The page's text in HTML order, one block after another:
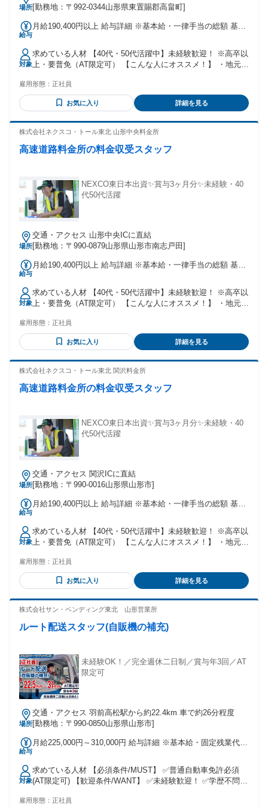
場所[勤務地：〒992-0344山形県東置賜郡高畠町]
給与
月給190,400円以上 給与詳細 ※基本給・一律手当の総額 基本
に一律で支払われる通勤・皆勤・家族手当金額：なし 全員に
一律で支払われるその他手当金額：あり 1ヶ月あたり2万4400
円 〜 ★職務手当を含んだ金額です 【以下は、別途支給しま
す】 ★通勤手当 ★扶養手当 →配偶者7000円／ 子1人につき
手当 ★深夜手当 【昇給】 年1回（令和6年度実績） 【賞与】
年2回（計3.2ヶ月分・令和6年度実績）
対象
求めている人材 【40代・50代活躍中】未経験歓迎！ ※高卒以
上・要普免（AT限定可） 【こんな人にオススメ！】 ・地元で
ど、シフト勤務の経験がある方 ・夜勤や交代勤務に慣れてい
て、生活リズムを保ちながら働きたい方 ・人と話すのが好き
で、落ち着いた対応ができる方 ・「最後の転職にしたい」
している人の特徴】 ◆40代・50代を中心に活躍中！ 飲食・製
で働きたい」「体力的に無理なく働きたい」など、 転職理由
を上限(例外事由1号) 定年年齢が63歳のため及び満18歳未満の
深夜業務の原則禁止）
雇用形態： 正社員
お気に入り 詳細を見る
株式会社ネクスコ・トール東北 山形中央料金所
高速道路料金所の料金収受スタッフ
NEXCO東日本出資✨賞与3ヶ月分✨未経験・40
代50代活躍
場所
交通・アクセス 山形中央ICに直結
[勤務地：〒990-0879山形県山形市南志戸田]
給与
月給190,400円以上 給与詳細 ※基本給・一律手当の総額 基本
に一律で支払われる通勤・皆勤・家族手当金額：なし 全員に
一律で支払われるその他手当金額：あり 1ヶ月あたり2万4400
円 〜 ★職務手当を含んだ金額です 【以下は、別途支給しま
す】 ★通勤手当 ★扶養手当 →配偶者7000円／ 子1人につき
手当 ★深夜手当 【昇給】 年1回（令和6年度実績） 【賞与】
年2回（計3.2ヶ月分・令和6年度実績）
対象
求めている人材 【40代・50代活躍中】未経験歓迎！ ※高卒以
上・要普免（AT限定可） 【こんな人にオススメ！】 ・地元で
ど、シフト勤務の経験がある方 ・夜勤や交代勤務に慣れてい
て、生活リズムを保ちながら働きたい方 ・人と話すのが好き
で、落ち着いた対応ができる方 ・「最後の転職にしたい」
している人の特徴】 ◆40代・50代を中心に活躍中！ 飲食・製
で働きたい」「体力的に無理なく働きたい」など、 転職理由
を上限(例外事由1号) 定年年齢が63歳のため及び満18歳未満の
深夜業務の原則禁止）
雇用形態： 正社員
お気に入り 詳細を見る
株式会社ネクスコ・トール東北 関沢料金所
高速道路料金所の料金収受スタッフ
NEXCO東日本出資✨賞与3ヶ月分✨未経験・40
代50代活躍
場所
交通・アクセス 関沢ICに直結
[勤務地：〒990-0016山形県山形市]
給与
月給190,400円以上 給与詳細 ※基本給・一律手当の総額 基本
に一律で支払われる通勤・皆勤・家族手当金額：なし 全員に
一律で支払われるその他手当金額：あり 1ヶ月あたり2万4400
円 〜 ★職務手当を含んだ金額です 【以下は、別途支給しま
す】 ★通勤手当 ★扶養手当 →配偶者7000円／ 子1人につき
手当 ★深夜手当 【昇給】 年1回（令和6年度実績） 【賞与】
年2回（計3.2ヶ月分・令和6年度実績）
対象
求めている人材 【40代・50代活躍中】未経験歓迎！ ※高卒以
上・要普免（AT限定可） 【こんな人にオススメ！】 ・地元で
ど、シフト勤務の経験がある方 ・夜勤や交代勤務に慣れてい
て、生活リズムを保ちながら働きたい方 ・人と話すのが好き
で、落ち着いた対応ができる方 ・「最後の転職にしたい」
している人の特徴】 ◆40代・50代を中心に活躍中！ 飲食・製
で働きたい」「体力的に無理なく働きたい」など、 転職理由
を上限(例外事由1号) 定年年齢が63歳のため及び満18歳未満の
深夜業務の原則禁止）
雇用形態： 正社員
お気に入り 詳細を見る
株式会社サン・ベンディング東北 山形営業所
ルート配送スタッフ(自販機の補充)
未経験OK！／完全週休二日制／賞与年3回／AT
限定可
場所
交通・アクセス 羽前高松駅から約22.4km 車で約26分程度
[勤務地：〒990-0850山形県山形市]
給与
月給225,000円～310,000円 給与詳細 ※基本給・固定残業代の
ヶ月あたり3万5000円（固定残業時間：1ヶ月あたり25時間）
固定残業時間を超えた勤務時間については別途残業代を支給
する 【一律手当】 全員に一律で支払われる通勤・皆勤・家族
手当金額：なし 全員に一律で支払われるその他手当金額：な
対象
求めている人材 【必須条件/MUST】 ✅普通自動車免許必須
(AT限定可) 【歓迎条件/WANT】 ✅未経験歓迎！ ✅学歴不問
い方 ✅フリーター/ブランクのある方 ✅Uターン・Iターン歓迎
雇用形態： 正社員